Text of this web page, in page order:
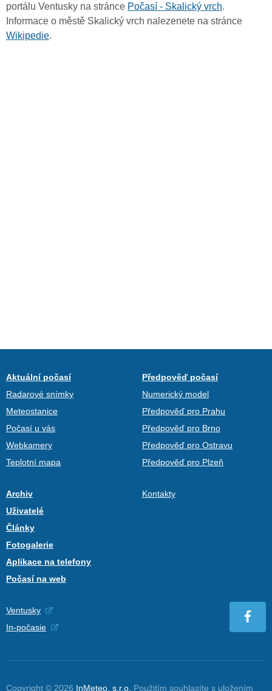
portálu Ventusky na stránce Počasí - Skalický vrch.
Informace o městě Skalický vrch nalezenete na stránce
Wikipedie.
Aktuální počasí
Radarové snímky
Meteostanice
Počasí u vás
Webkamery
Teplotní mapa
Předpověď počasí
Numerický model
Předpověď pro Prahu
Předpověď pro Brno
Předpověď pro Ostravu
Předpověď pro Plzeň
Archiv
Uživatelé
Články
Fotogalerie
Aplikace na telefony
Počasí na web
Kontakty
Ventusky
In-počasie
Copyright © 2026 InMeteo, s.r.o. Použitím souhlasíte s uložením